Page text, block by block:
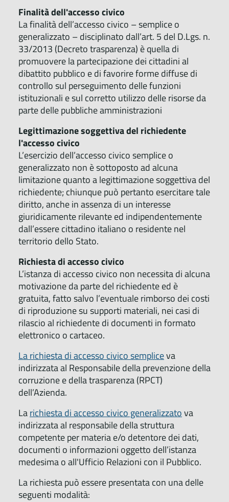
Finalità dell'accesso civico
La finalità dell’accesso civico – semplice o
generalizzato – disciplinato dall’art. 5 del D.Lgs. n.
33/2013 (Decreto trasparenza) è quella di
promuovere la partecipazione dei cittadini al
dibattito pubblico e di favorire forme diffuse di
controllo sul perseguimento delle funzioni
istituzionali e sul corretto utilizzo delle risorse da
parte delle pubbliche amministrazioni
Legittimazione soggettiva del richiedente
l'accesso civico
L’esercizio dell’accesso civico semplice o
generalizzato non è sottoposto ad alcuna
limitazione quanto a legittimazione soggettiva del
richiedente; chiunque può pertanto esercitare tale
diritto, anche in assenza di un interesse
giuridicamente rilevante ed indipendentemente
dall’essere cittadino italiano o residente nel
territorio dello Stato.
Richiesta di accesso civico
L’istanza di accesso civico non necessita di alcuna
motivazione da parte del richiedente ed è
gratuita, fatto salvo l’eventuale rimborso dei costi
di riproduzione su supporti materiali, nei casi di
rilascio al richiedente di documenti in formato
elettronico o cartaceo.
La richiesta di accesso civico sempliceva
indirizzata al Responsabile della prevenzione della
corruzione e della trasparenza (RPCT)
dell’Azienda.
Larichiesta di accesso civico generalizzatova
indirizzata al responsabile della struttura
competente per materia e/o detentore dei dati,
documenti o informazioni oggetto dell’istanza
medesima o all'Ufficio Relazioni con il Pubblico.
La richiesta può essere presentata con una delle
seguenti modalità: